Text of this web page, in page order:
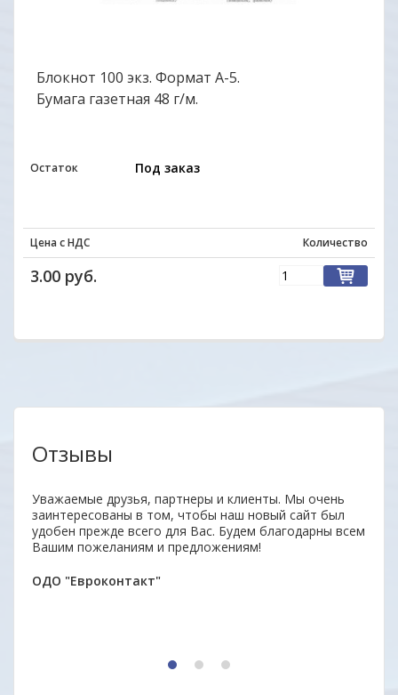
Блокнот 100 экз. Формат А-5.
Бумага газетная 48 г/м.
Остаток Под заказ
Цена с НДС Количество
3.00 руб.
Отзывы
Уважаемые друзья, партнеры и клиенты. Мы очень
заинтересованы в том, чтобы наш новый сайт был
удобен прежде всего для Вас. Будем благодарны всем
Вашим пожеланиям и предложениям!
ОДО "Евроконтакт"
1 2 3